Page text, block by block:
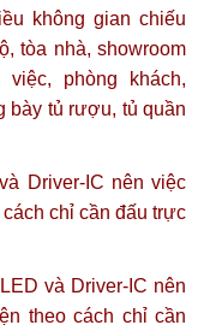
không gian chiếu
tòa nhà, showroom
phòng khách,
bày tủ rượu, tủ quần
Driver-IC nên việc
cách chỉ cần đấu trực
và Driver-IC nên
theo cách chỉ cần